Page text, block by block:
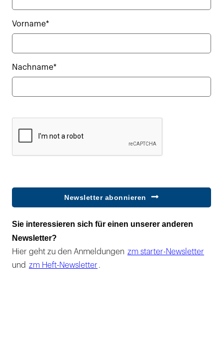
Vorname*
Nachname*
Newsletter abonnieren
Sie interessieren sich für einen unserer anderen
Newsletter?
Hier geht zu den Anmeldungen zm starter-Newsletter
und zm Heft-Newsletter .